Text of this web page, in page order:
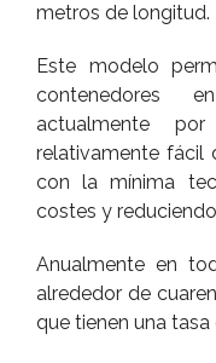
metros de longitud.
Este modelo
contenedores
actualmente
relativamente fácil
con la mínima
costes y
Anualmente en
alrededor de
que tienen una tasa